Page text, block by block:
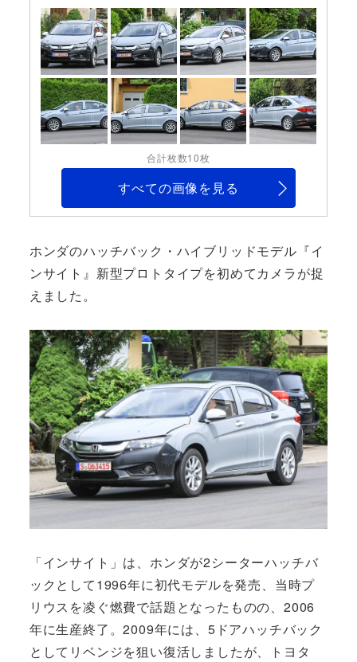
合計枚数10枚
すべての画像を見る
ホンダのハッチバック・ハイブリッドモデル『イ
ンサイト』新型プロトタイプを初めてカメラが捉
えました。
「インサイト」は、ホンダが2シーターハッチバ
ックとして1996年に初代モデルを発売、当時プ
リウスを凌ぐ燃費で話題となったものの、2006
年に生産終了。2009年には、5ドアハッチバック
としてリベンジを狙い復活しましたが、トヨタ